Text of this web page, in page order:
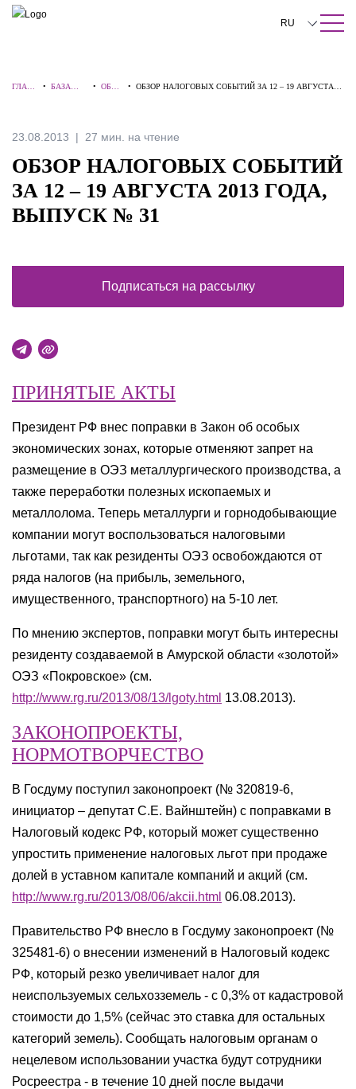
ПОИСК ПО САЙТУ Закрыть
RU
中文
Italiano
Português
ГЛАВ
• БАЗА
• ОБЗО
• ОБЗОР НАЛОГОВЫХ СОБЫТИЙ ЗА 12 – 19 АВГУСТА
23.08.2013 27 мин. на чтение
ОБЗОР НАЛОГОВЫХ СОБЫТИЙ
ЗА 12 – 19 АВГУСТА 2013 ГОДА,
ВЫПУСК № 31
ПРИНЯТЫЕ АКТЫ
Президент РФ внес поправки в Закон об особых
экономических зонах, которые отменяют запрет на
размещение в ОЭЗ металлургического производства, а
также переработки полезных ископаемых и
металлолома. Теперь металлурги и горнодобывающие
компании могут воспользоваться налоговыми
льготами, так как резиденты ОЭЗ освобождаются от
ряда налогов (на прибыль, земельного,
имущественного, транспортного) на 5-10 лет.
По мнению экспертов, поправки могут быть интересны
резиденту создаваемой в Амурской области «золотой»
ОЭЗ «Покровское» (см.
http://www.rg.ru/2013/08/13/lgoty.html 13.08.2013).
ЗАКОНОПРОЕКТЫ,
НОРМОТВОРЧЕСТВО
В Госдуму поступил законопроект (№ 320819-6,
инициатор – депутат С.Е. Вайнштейн) с поправками в
Налоговый кодекс РФ, который может существенно
упростить применение налоговых льгот при продаже
долей в уставном капитале компаний и акций (см.
http://www.rg.ru/2013/08/06/akcii.html 06.08.2013).
Правительство РФ внесло в Госдуму законопроект (№
325481-6) о внесении изменений в Налоговый кодекс
РФ, который резко увеличивает налог для
неиспользуемых сельхозземель - с 0,3% от кадастровой
стоимости до 1,5% (сейчас это ставка для остальных
категорий земель). Сообщать налоговым органам о
нецелевом использовании участка будут сотрудники
Росреестра - в течение 10 дней после выдачи
Подписаться на рассылку